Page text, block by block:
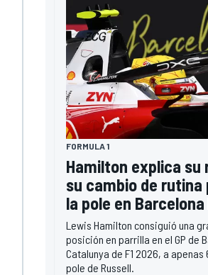
FORMULA 1
Hamilton explica su
su cambio de rutina
la pole en Barcelona
Lewis Hamilton consiguió una
posición en parrilla en el GP de
Catalunya de F1 2026, a
pole de Russell.